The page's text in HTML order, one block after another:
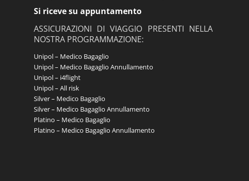
Si riceve su appuntamento
ASSICURAZIONI DI VIAGGIO PRESENTI NELLA
NOSTRA PROGRAMMAZIONE:
Unipol – Medico Bagaglio
Unipol – Medico Bagaglio Annullamento
Unipol – i4flight
Unipol – All risk
Silver – Medico Bagaglio
Silver – Medico Bagaglio Annullamento
Platino – Medico Bagaglio
Platino – Medico Bagaglio Annullamento